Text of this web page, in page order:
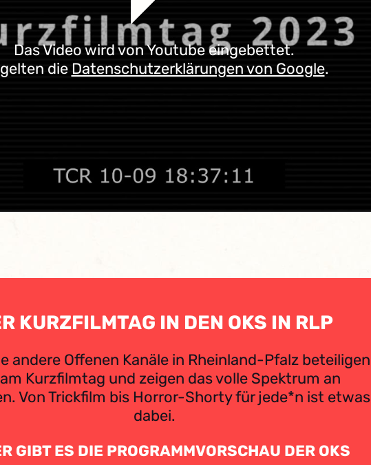
Das Video wird von Youtube eingebettet.
die Datenschutzerklärungen von Google.
KURZFILMTAG IN DEN OKS IN RLP
andere Offenen Kanäle in Rheinland-Pfalz beteiligen
Kurzfilmtag und zeigen das volle Spektrum an
Von Trickfilm bis Horror-Shorty für jede*n ist etwas
dabei.
GIBT ES DIE PROGRAMMVORSCHAU DER OKS